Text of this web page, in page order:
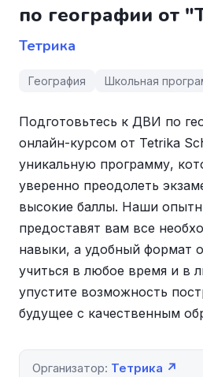
по географии от
Тетрика
География Школьная
Подготовьтесь к ДВИ по
онлайн-курсом от Tetrika
уникальную программу,
уверенно преодолеть
высокие баллы. Наши
предоставят вам все
навыки, а удобный формат
учиться в любое время и в
упустите возможность
будущее с качественным
Организатор: Тетрика ↗